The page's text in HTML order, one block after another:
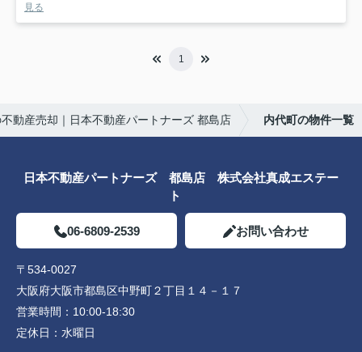
見る
1
動産売却｜日本不動産パートナーズ 都島店 内代町の物件一覧
日本不動産パートナーズ 都島店 株式会社真成エステー
ト
06-6809-2539 お問い合わせ
〒534-0027
大阪府大阪市都島区中野町２丁目１４－１７
営業時間： 10:00-18:30
定休日： 水曜日